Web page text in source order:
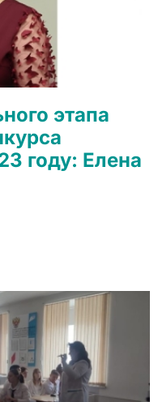
этапа
году: Елена